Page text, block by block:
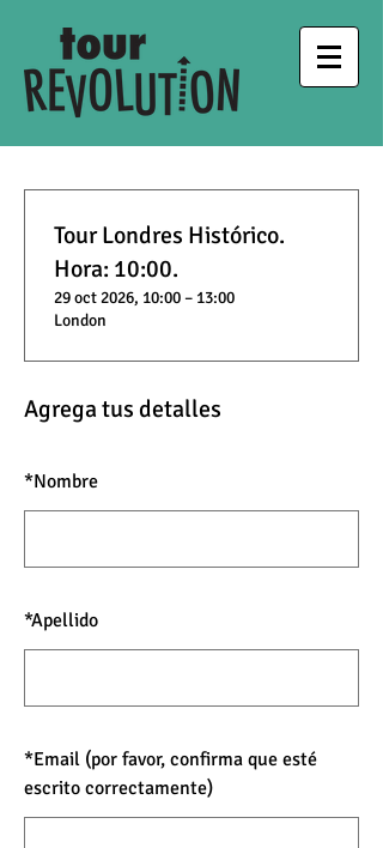
Agrega tus detalles
*Nombre
*Apellido
*Email (por favor, confirma que esté
escrito correctamente)
Tour Londres Histórico.
Hora: 10:00.
29 oct 2026, 10:00 – 13:00
London